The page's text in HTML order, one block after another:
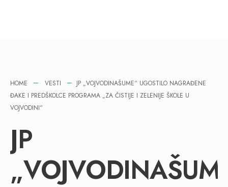
HOME VESTI
JP „VOJVODINAŠUME“ UGOSTILO NAGRAĐENE
ĐAKE I PREDŠKOLCE PROGRAMA „ZA ČISTIJE I ZELENIJE ŠKOLE U
VOJVODINI“
JP